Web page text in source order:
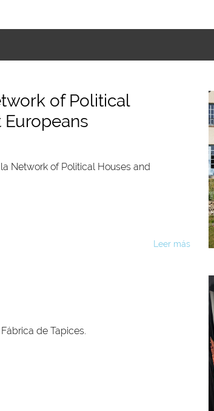
of Political
Network of Political Houses and
Leer más
de Tapices.